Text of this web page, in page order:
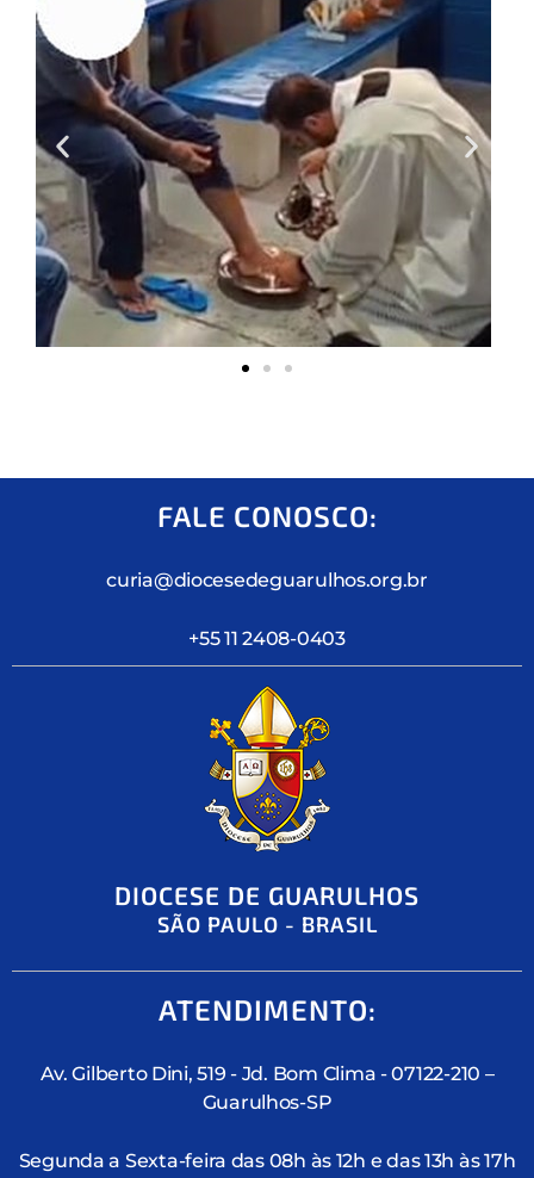
FALE CONOSCO:
curia@diocesedeguarulhos.org.br
+55 11 2408-0403
DIOCESE DE GUARULHOS
SÃO PAULO - BRASIL
ATENDIMENTO:
Av. Gilberto Dini, 519 - Jd. Bom Clima - 07122-210 –
Guarulhos-SP
Segunda a Sexta-feira das 08h às 12h e das 13h às 17h